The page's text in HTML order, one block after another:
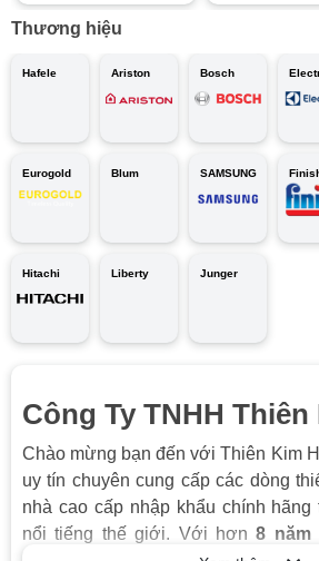
Thương hiệu
Hafele Ariston Bosch
Eurogold Blum SAMSUNG
Hitachi Liberty Junger
Công Ty TNHH
Chào mừng bạn đến với Thiên Kim
uy tín chuyên cung cấp các dòng
nhà cao cấp nhập khẩu chính
nổi tiếng thế giới. Với hơn8 năm